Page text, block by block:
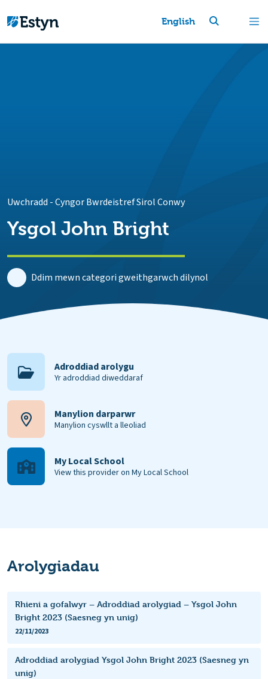
English
Uwchradd -Cyngor Bwrdeistref Sirol Conwy
Ysgol John Bright
Ddim mewn categori gweithgarwch dilynol
Adroddiad arolygu
Yr adroddiad diweddaraf
Manylion darparwr
Manylion cyswllt a lleoliad
My Local School
View this provider on My Local School
Arolygiadau
Rhieni a gofalwyr – Adroddiad arolygiad – Ysgol John
Bright 2023 (Saesneg yn unig)
22/11/2023
Adroddiad arolygiad Ysgol John Bright 2023 (Saesneg yn
unig)